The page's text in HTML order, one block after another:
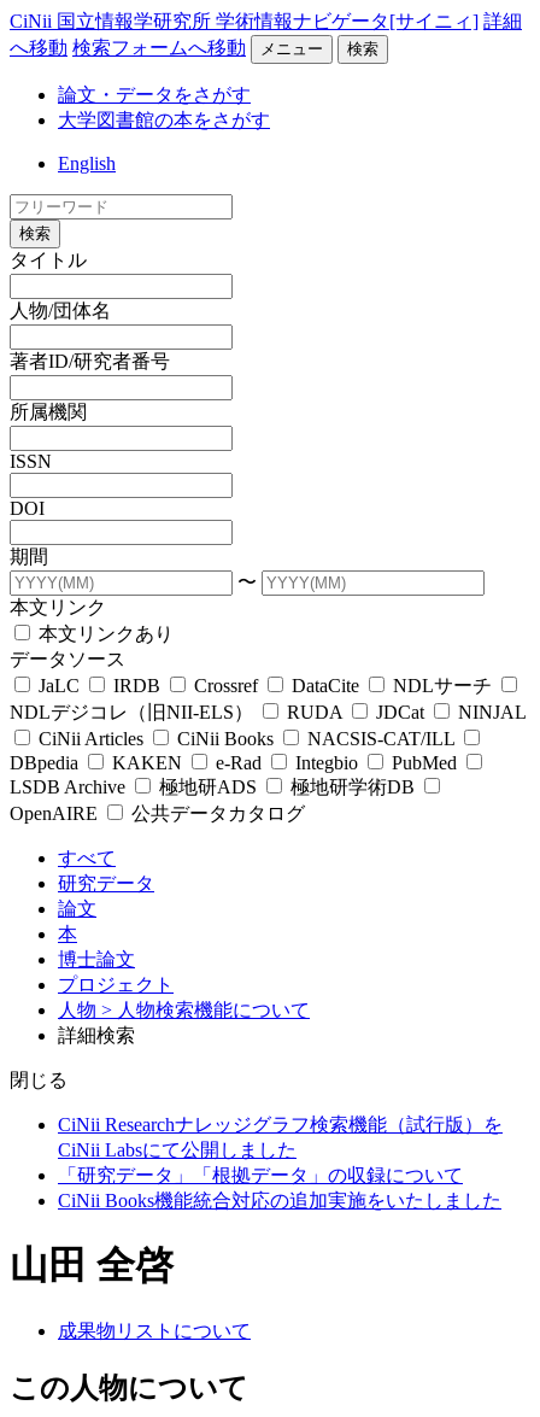
CiNii 国立情報学研究所 学術情報ナビゲータ[サイニィ] 詳細
へ移動 検索フォームへ移動 メニュー 検索
論文・データをさがす
大学図書館の本をさがす
English
検索
タイトル
人物/団体名
著者ID/研究者番号
所属機関
ISSN
DOI
期間
〜
本文リンク
本文リンクあり
データソース
JaLC
IRDB Crossref DataCite
NDLサーチ
NDLデジコレ（旧NII-ELS）
RUDA JDCat
NINJAL
CiNii Articles
CiNii Books
NACSIS-CAT/ILL
DBpedia
KAKEN e-Rad Integbio
PubMed
LSDB Archive
極地研ADS
極地研学術DB
OpenAIRE
公共データカタログ
すべて
研究データ
論文
本
博士論文
プロジェクト
人物 > 人物検索機能について
詳細検索
閉じる
CiNii Researchナレッジグラフ検索機能（試行版）を
CiNii Labsにて公開しました
「研究データ」「根拠データ」の収録について
CiNii Books機能統合対応の追加実施をいたしました
山田 全啓
成果物リストについて
この人物について